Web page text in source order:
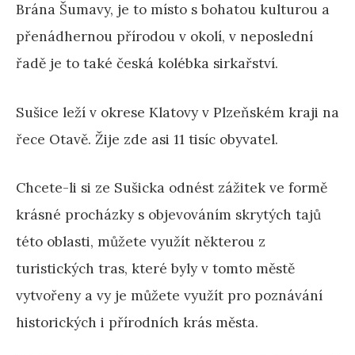
Brána Šumavy, je to místo s bohatou kulturou a
přenádhernou přírodou v okolí, v neposlední
řadě je to také česká kolébka sirkařství.
Sušice leží v okrese Klatovy v Plzeňském kraji na
řece Otavě. Žije zde asi 11 tisíc obyvatel.
Chcete-li si ze Sušicka odnést zážitek ve formě
krásné procházky s objevováním skrytých tajů
této oblasti, můžete využít některou z
turistických tras, které byly v tomto městě
vytvořeny a vy je můžete využít pro poznávání
historických i přírodních krás města.